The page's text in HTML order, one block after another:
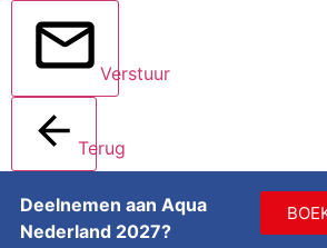
Verstuur
Terug
Deelnemen aan Aqua
Nederland 2027?